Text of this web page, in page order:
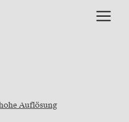
Auflösung